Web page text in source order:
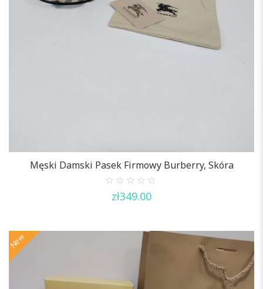
Męski Damski Pasek Firmowy Burberry, Skóra
out
zł349.00
New